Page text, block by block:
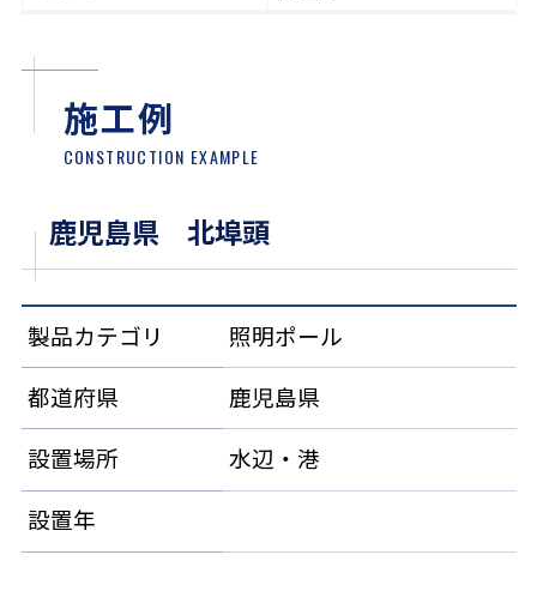
施工例
CONSTRUCTION EXAMPLE
鹿児島県 北埠頭
製品カテゴリ
照明ポール
都道府県
鹿児島県
設置場所
水辺・港
設置年